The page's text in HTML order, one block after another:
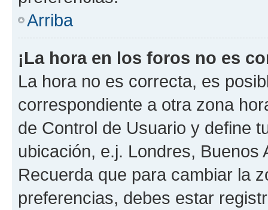
Arriba
¡La hora en los foros no es
La hora no es correcta, es
correspondiente a otra zona
de Control de Usuario y define
ubicación, e.j. Londres,
Recuerda que para cambiar la
preferencias, debes estar